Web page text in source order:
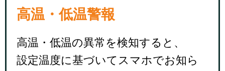
高温・低温警報
高温・低温の異常を検知すると、
設定温度に基づいてスマホでお知ら